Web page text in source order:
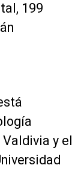
199
y el